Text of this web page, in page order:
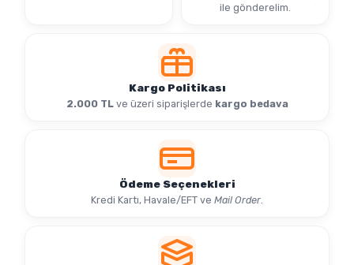
ile gönderelim.
Kargo Politikası
2.000 TLve üzeri siparişlerde kargo bedava
Ödeme Seçenekleri
Kredi Kartı, Havale/EFT ve Mail Order